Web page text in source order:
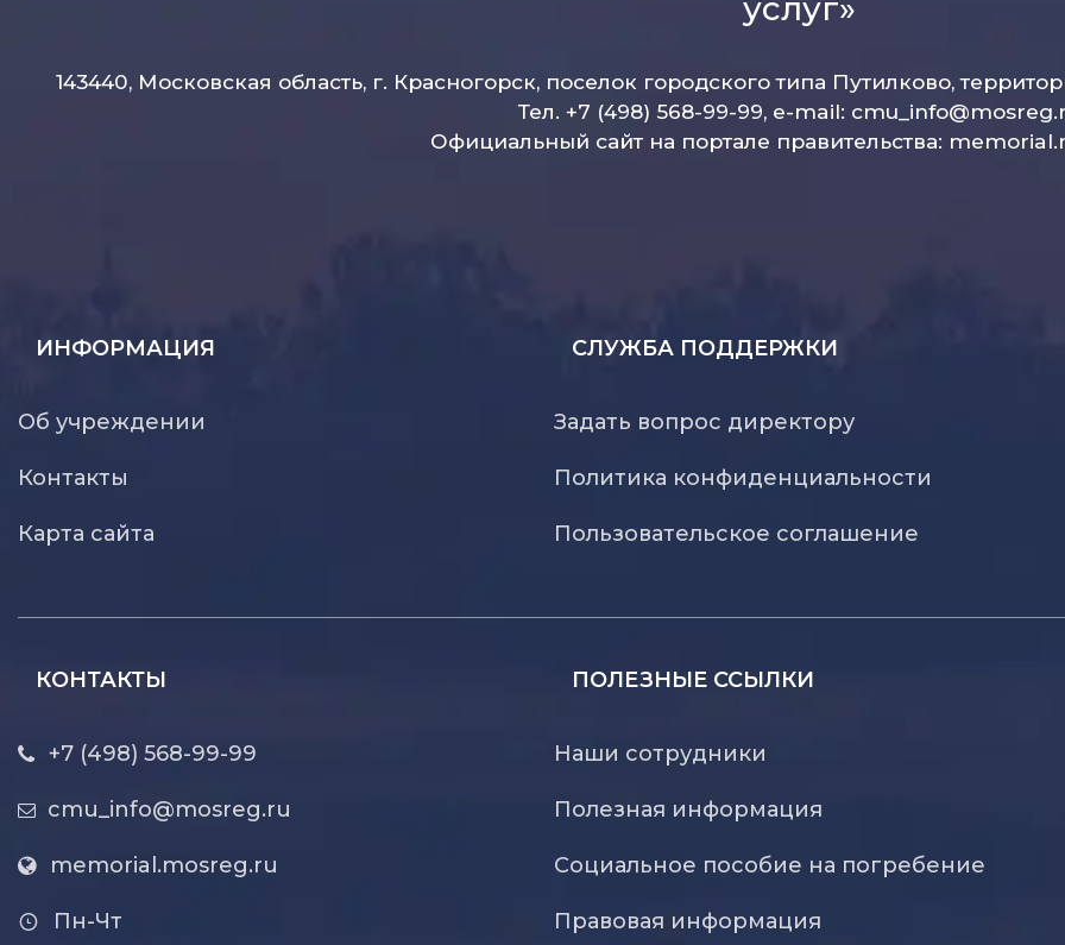
услуг»
143440, Московская область, г. Красногорск, поселок городского типа Путилково,
Тел. +7 (498) 568-99-99, e-mail:
Официальный сайт на портале правительства:
ИНФОРМАЦИЯ
Об учреждении
Контакты
Карта сайта
СЛУЖБА ПОДДЕРЖКИ
Задать вопрос директору
Политика конфиденциальности
Пользовательское соглашение
КОНТАКТЫ
+7 (498) 568-99-99
cmu_info@mosreg.ru
memorial.mosreg.ru
Пн-Чт
ПОЛЕЗНЫЕ ССЫЛКИ
Наши сотрудники
Полезная информация
Социальное пособие на погребение
Правовая информация